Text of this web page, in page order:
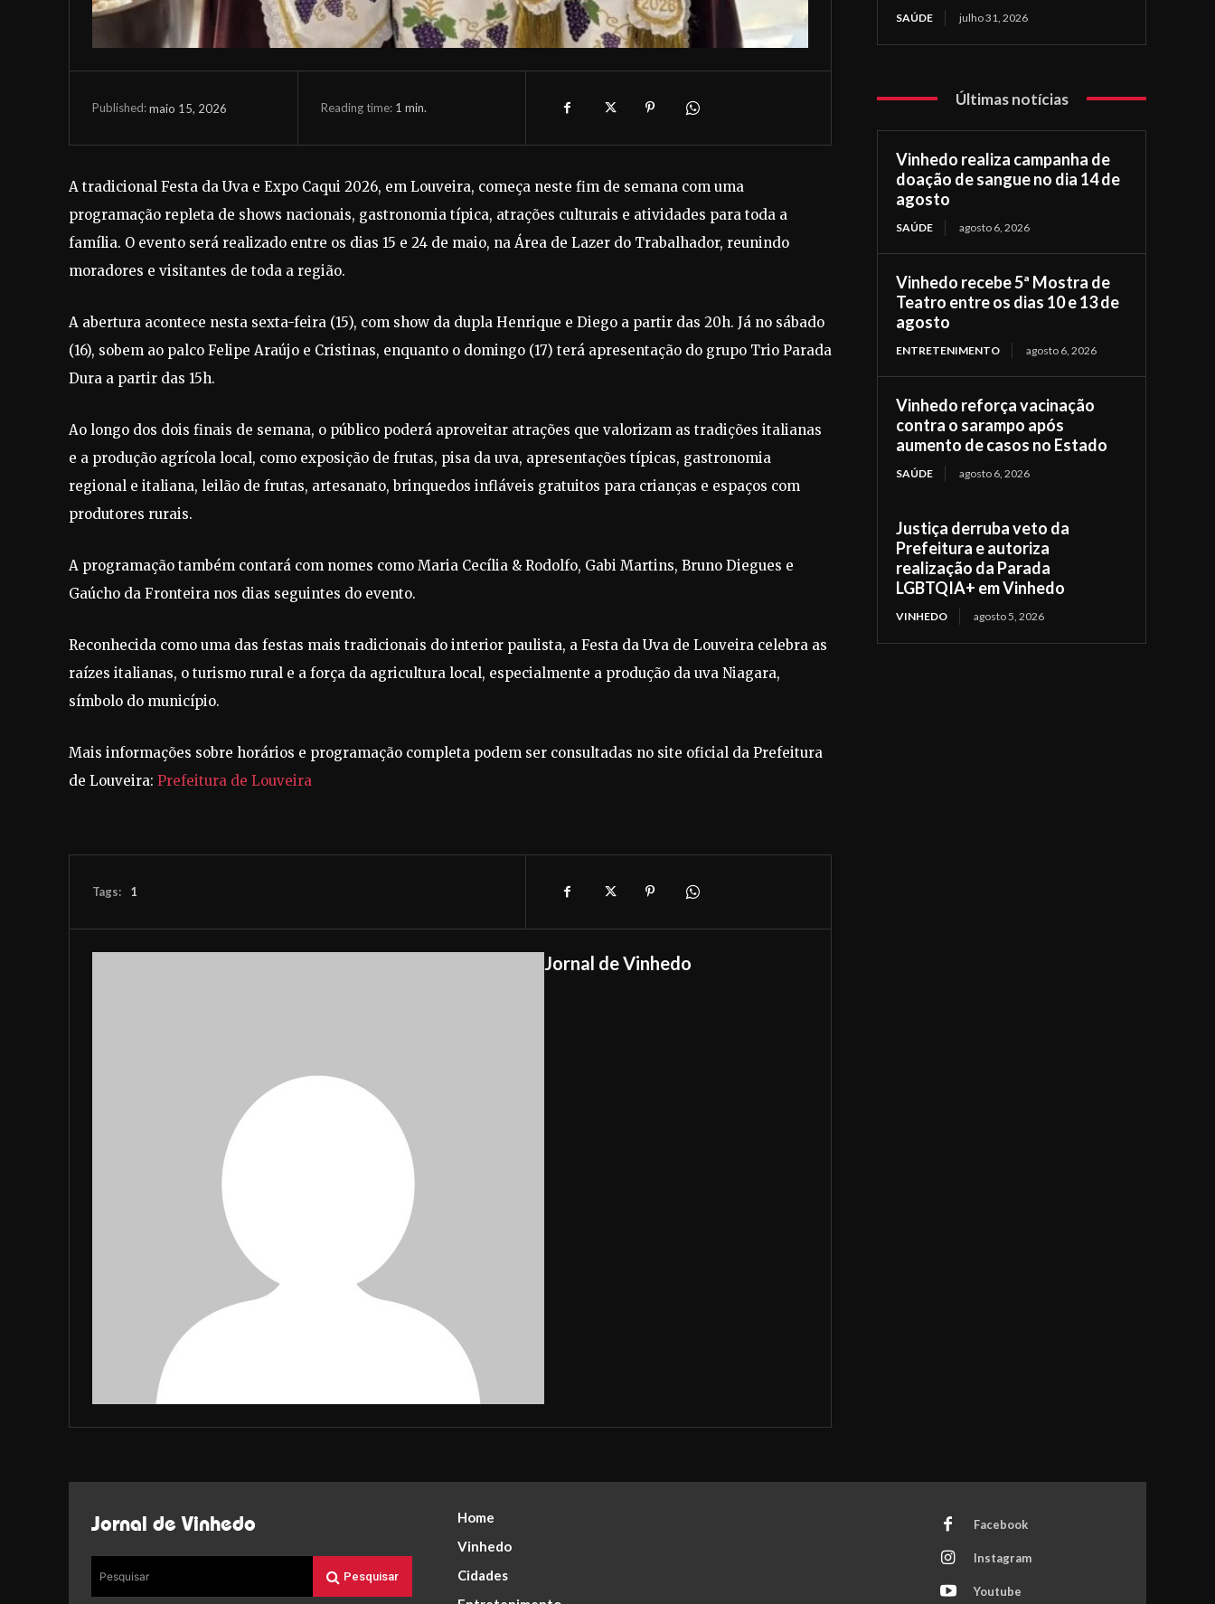
Published:maio 15, 2026 Reading time: 1 min.
A tradicional Festa da Uva e Expo Caqui 2026, em Louveira, começa neste fim de semana com uma
programação repleta de shows nacionais, gastronomia típica, atrações culturais e atividades para toda a
família. O evento será realizado entre os dias 15 e 24 de maio, na Área de Lazer do Trabalhador, reunindo
moradores e visitantes de toda a região.
A abertura acontece nesta sexta-feira (15), com show da dupla Henrique e Diego a partir das 20h. Já no sábado
(16), sobem ao palco Felipe Araújo e Cristinas, enquanto o domingo (17) terá apresentação do grupo Trio Parada
Dura a partir das 15h.
Ao longo dos dois finais de semana, o público poderá aproveitar atrações que valorizam as tradições italianas
e a produção agrícola local, como exposição de frutas, pisa da uva, apresentações típicas, gastronomia
regional e italiana, leilão de frutas, artesanato, brinquedos infláveis gratuitos para crianças e espaços com
produtores rurais.
A programação também contará com nomes como Maria Cecília & Rodolfo, Gabi Martins, Bruno Diegues e
Gaúcho da Fronteira nos dias seguintes do evento.
Reconhecida como uma das festas mais tradicionais do interior paulista, a Festa da Uva de Louveira celebra as
raízes italianas, o turismo rural e a força da agricultura local, especialmente a produção da uva Niagara,
símbolo do município.
Mais informações sobre horários e programação completa podem ser consultadas no site oficial da Prefeitura
de Louveira: Prefeitura de Louveira
Tags: 1
Jornal de Vinhedo
SAÚDE julho 31, 2026
Últimas notícias
Vinhedo realiza campanha de
doação de sangue no dia 14 de
agosto
SAÚDE agosto 6, 2026
Vinhedo recebe 5ª Mostra de
Teatro entre os dias 10 e 13 de
agosto
ENTRETENIMENTO agosto 6, 2026
Vinhedo reforça vacinação
contra o sarampo após
aumento de casos no Estado
SAÚDE agosto 6, 2026
Justiça derruba veto da
Prefeitura e autoriza
realização da Parada
LGBTQIA+ em Vinhedo
VINHEDO agosto 5, 2026
Jornal de Vinhedo
Pesquisar Pesquisar
Home
Vinhedo
Cidades
Facebook
Instagram
Youtube